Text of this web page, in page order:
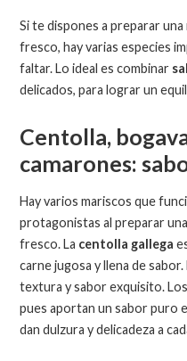
Si te dispones a preparar
fresco, hay varias especies
faltar. Lo ideal es combinar
delicados, para lograr un
Centolla,
camarones:
Hay varios mariscos que
protagonistas al preparar
fresco. La centolla gallega
carne jugosa y llena de
textura y sabor exquisito.
pues aportan un sabor puro
dan dulzura y delicadeza a